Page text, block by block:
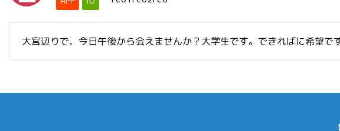
大宮辺りで、今日午後から会えませんか？大学生です。できればに希望で